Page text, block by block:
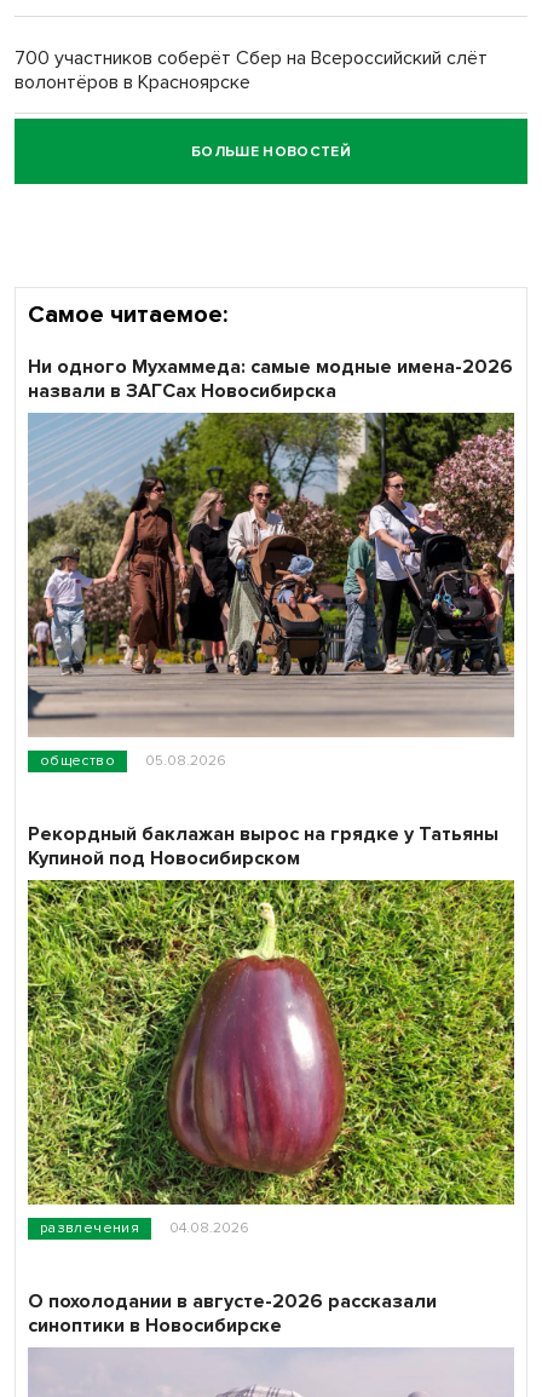
700 участников соберёт Сбер на Всероссийский слёт
волонтёров в Красноярске
Честный выбор: видеонаблюдение обеспечит
объективность результатов ЕДГ в Новосибирской
БОЛЬШЕ НОВОСТЕЙ
Самое читаемое:
общество 05.08.2026
Ни одного Мухаммеда: самые модные имена-2026
назвали в ЗАГСах Новосибирска
развлечения 04.08.2026
Рекордный баклажан вырос на грядке у Татьяны
Купиной под Новосибирском
О похолодании в августе-2026 рассказали
синоптики в Новосибирске